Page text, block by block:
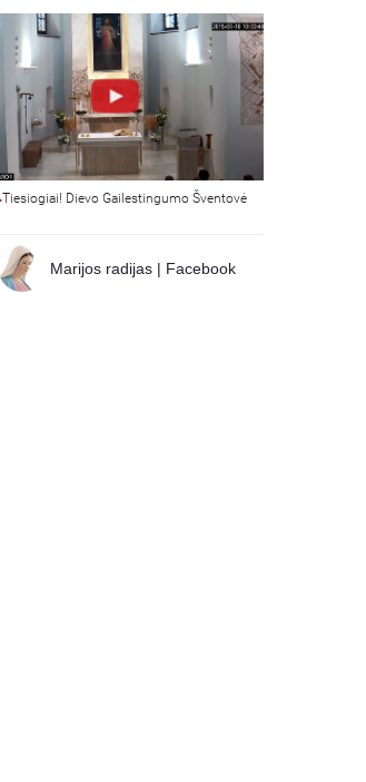
Tiesiogiai! Dievo Gailestingumo Šventovė
Marijos radijas | Facebook